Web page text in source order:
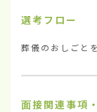
選考フロー
葬儀のおしごと
面接関連事項